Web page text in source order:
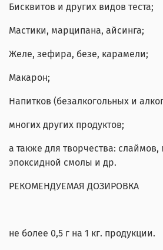
Бисквитов и других видов теста;
Мастики, марципана, айсинга;
Желе, зефира, безе, карамели;
Макарон;
Напитков (безалкогольных и
многих других продуктов;
а также для творчества:
эпоксидной смолы и др.
РЕКОМЕНДУЕМАЯ ДОЗИРОВКА
не более 0,5 г на 1 кг. продукции.